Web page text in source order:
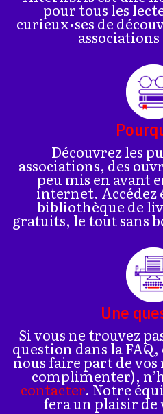
pour tous les
curieux•ses de
associations
Découvrez les
associations, des
peu mis en avant
internet. Accédez
bibliothèque de
gratuits, le tout sans
Une
Si vous ne trouvez
question dans la
nous faire part de
complimenter),
contacter. Notre
fera un plaisir de